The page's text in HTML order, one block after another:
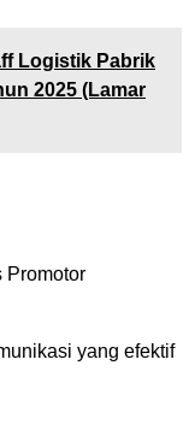
Logistik Pabrik
2025 (Lamar
Promotor
yang efektif